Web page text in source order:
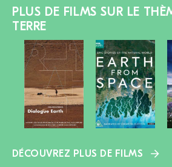
PLUS DE FILMS SUR LE
TERRE
DÉCOUVREZ PLUS DE FILMS